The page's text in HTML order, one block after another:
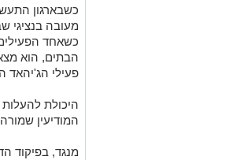
כשבארגון
מעובה בנציגי
כשאחד
פעילי הג'יהאד
היכולת
המודיעין
מנגד, בפיקוד